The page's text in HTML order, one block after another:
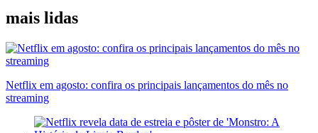
mais lidas
Netflix em agosto: confira os principais lançamentos do mês no
streaming